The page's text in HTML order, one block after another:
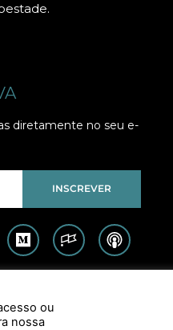
diretamente no seu e-
INSCREVER
ou
nossa